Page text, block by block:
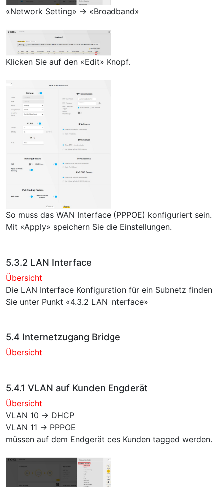
«Network Setting» → «Broadband»
Klicken Sie auf den «Edit» Knopf.
So muss das WAN Interface (PPPOE) konfiguriert sein.
Mit «Apply» speichern Sie die Einstellungen.
5.3.2 LAN Interface
Übersicht
Die LAN Interface Konfiguration für ein Subnetz finden
Sie unter Punkt «4.3.2 LAN Interface»
5.4 Internetzugang Bridge
Übersicht
5.4.1 VLAN auf Kunden Engderät
Übersicht
VLAN 10 → DHCP
VLAN 11 → PPPOE
müssen auf dem Endgerät des Kunden tagged werden.